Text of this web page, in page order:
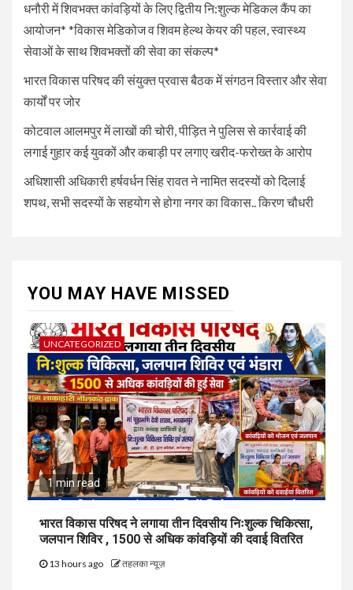
धनौरी में शिवभक्त कांवड़ियों के लिए द्वितीय नि:शुल्क मेडिकल कैंप का
आयोजन* *विकास मेडिकोज व शिवम हेल्थ केयर की पहल, स्वास्थ्य
सेवाओं के साथ शिवभक्तों की सेवा का संकल्प*
भारत विकास परिषद की संयुक्त प्रवास बैठक में संगठन विस्तार और सेवा
कार्यों पर जोर
कोटवाल आलमपुर में लाखों की चोरी, पीड़ित ने पुलिस से कार्रवाई की
लगाई गुहार कई युवकों और कबाड़ी पर लगाए खरीद-फरोख्त के आरोप
अधिशासी अधिकारी हर्षवर्धन सिंह रावत ने नामित सदस्यों को दिलाई
शपथ, सभी सदस्यों के सहयोग से होगा नगर का विकास.. किरण चौधरी
YOU MAY HAVE MISSED
UNCATEGORIZED
1 min read
भारत विकास परिषद ने लगाया तीन दिवसीय निःशुल्क चिकित्सा,
जलपान शिविर , 1500 से अधिक कांवड़ियों की दवाई वितरित
13 hours ago तहलका न्यूज़